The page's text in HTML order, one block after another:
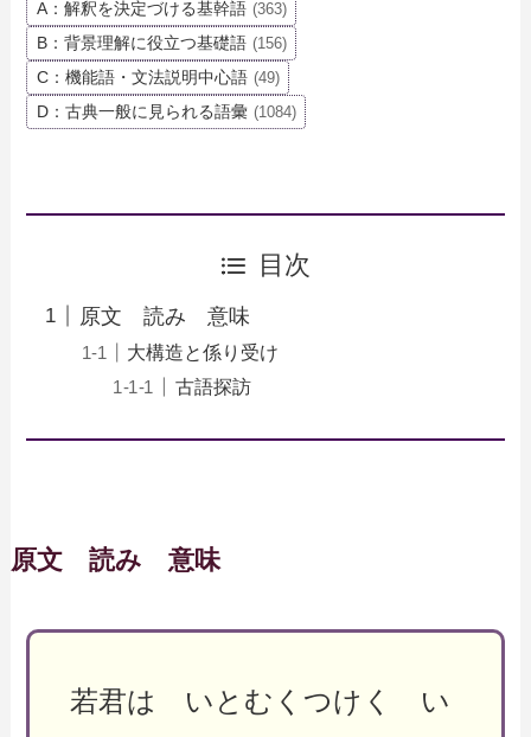
A：解釈を決定づける基幹語 (363)
B：背景理解に役立つ基礎語 (156)
C：機能語・文法説明中心語 (49)
D：古典一般に見られる語彙 (1084)
目次
原文 読み 意味
大構造と係り受け
古語探訪
原文 読み 意味
若君は いとむくつけく い